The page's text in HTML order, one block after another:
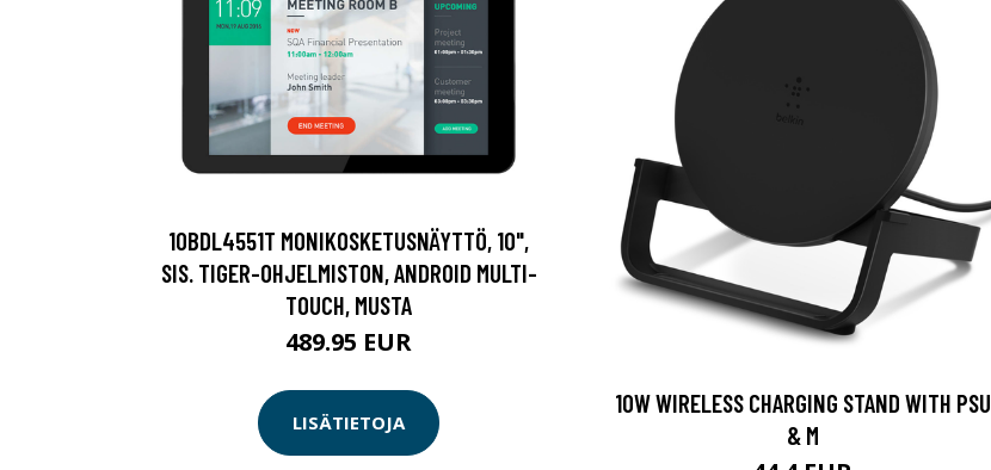
10BDL4551T MONIKOSKETUSNÄYTTÖ, 10",
SIS. TIGER-OHJELMISTON, ANDROID MULTI-
TOUCH, MUSTA
489.95 EUR
LISÄTIETOJA
10W WIRELESS CHARGING STAND WITH PSU
& M